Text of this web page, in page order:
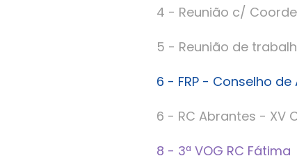
4 - Reunião c/
5 - Reunião de
6 - FRP - Conselho
6 - RC Abrantes - XV
8 - 3ª VOG RC Fátima